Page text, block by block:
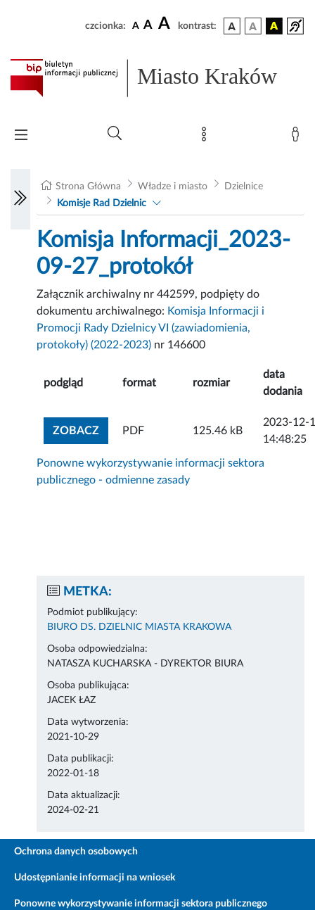
czcionka: A A A kontrast:
Miasto Kraków
Strona Główna Władze i miasto
Dzielnice
Komisje Rad Dzielnic
Komisja Informacji_2023-
09-27_protokół
Załącznik archiwalny nr 442599, podpięty do
dokumentu archiwalnego: Komisja Informacji i
Promocji Rady Dzielnicy VI (zawiadomienia,
protokoły) (2022-2023) nr 146600
podgląd format rozmiar
data
dodania
ZOBACZZOBACZ ZAŁĄCZNIK
PDF 125.46 kB
2023-12-
14:48:25
Ponowne wykorzystywanie informacji sektora
publicznego - odmienne zasady
METKA:
Podmiot publikujący:
BIURO DS. DZIELNIC MIASTA KRAKOWA
Osoba odpowiedzialna:
NATASZA KUCHARSKA - DYREKTOR BIURA
Osoba publikująca:
JACEK ŁAZ
Data wytworzenia:
2021-10-29
Data publikacji:
2022-01-18
Data aktualizacji:
2024-02-21
Ochrona danych osobowych
Udostępnianie informacji na wniosek
Ponowne wykorzystywanie informacji sektora publicznego